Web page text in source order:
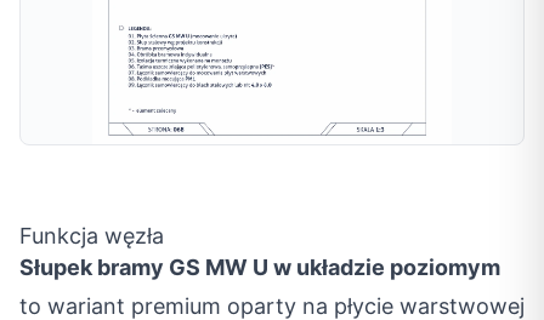
Funkcja węzła
Słupek bramy GS MW U w układzie poziomym
to wariant premium oparty na płycie warstwowej